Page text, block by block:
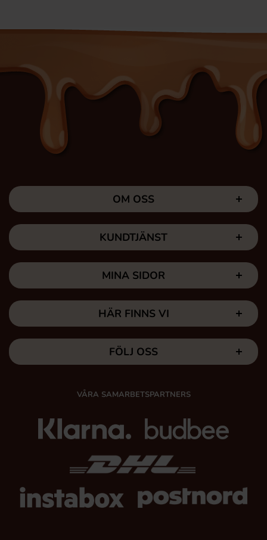
OM OSS
KUNDTJÄNST
MINA SIDOR
HÄR FINNS VI
FÖLJ OSS
VÅRA SAMARBETSPARTNERS